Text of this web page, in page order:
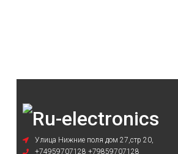
Улица Нижние поля дом 27,стр 20,
+74959707128 +79859707128